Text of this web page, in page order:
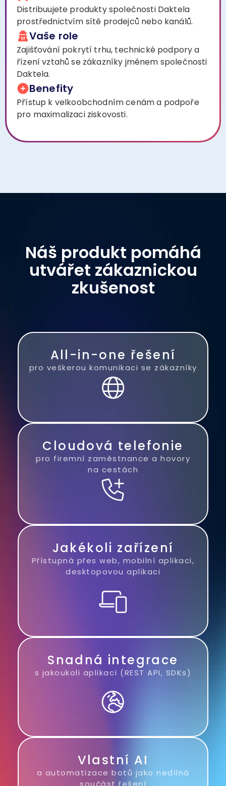
Distribuujete produkty společnosti Daktela
prostřednictvím sítě prodejců nebo kanálů.
Vaše role
Zajišťování pokrytí trhu, technické podpory a
řízení vztahů se zákazníky jménem společnosti
Daktela.
Benefity
Přístup k velkoobchodním cenám a podpoře
pro maximalizaci ziskovosti.
Náš produkt pomáhá
utvářet zákaznickou
zkušenost
All-in-one řešení
pro veškerou komunikaci se zákazníky
Cloudová telefonie
pro firemní zaměstnance a hovory
na cestách
Jakékoli zařízení
Přístupná přes web, mobilní aplikaci,
desktopovou aplikaci
Snadná integrace
s jakoukoli aplikací (REST API, SDKs)
Vlastní AI
a automatizace botů jako nedílná
součást řešení